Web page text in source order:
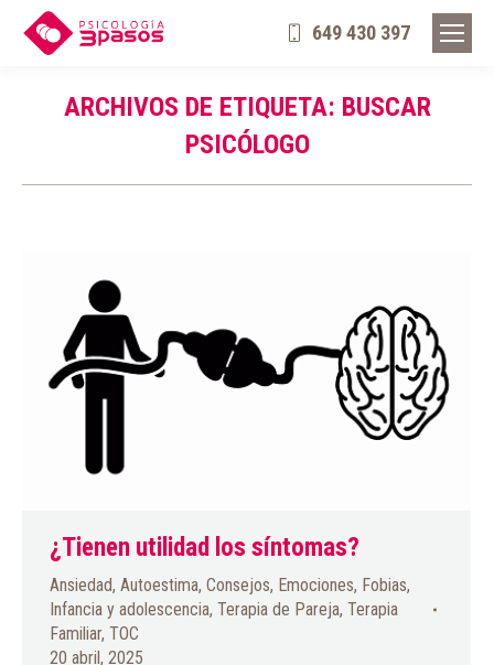
649 430 397
ARCHIVOS DE ETIQUETA: BUSCAR
PSICÓLOGO
¿Tienen utilidad los síntomas?
Ansiedad, Autoestima, Consejos, Emociones, Fobias,
Infancia y adolescencia, Terapia de Pareja, Terapia
Familiar, TOC
20 abril, 2025